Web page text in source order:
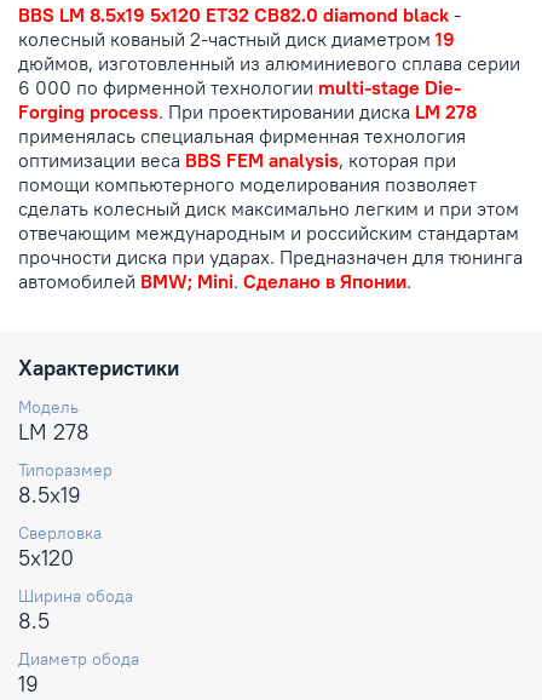
BBS LM 8.5x19 5x120 ET32 CB82.0 diamond black -
колесный кованый 2-частный диск диаметром 19
дюймов, изготовленный из алюминиевого сплава серии
6 000 по фирменной технологии multi-stage Die-
Forging process. При проектировании диска LM 278
применялась специальная фирменная технология
оптимизации веса BBS FEM analysis, которая при
помощи компьютерного моделирования позволяет
сделать колесный диск максимально легким и при этом
отвечающим международным и российским стандартам
прочности диска при ударах. Предназначен для тюнинга
автомобилей BMW; Mini. Сделано в Японии.
Характеристики
Модель
LM 278
Типоразмер
8.5x19
Сверловка
5x120
Ширина обода
8.5
Диаметр обода
19